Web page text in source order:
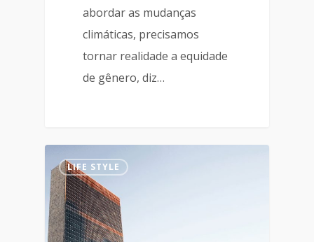
abordar as mudanças
climáticas, precisamos
tornar realidade a equidade
de gênero, diz…
LIFE STYLE